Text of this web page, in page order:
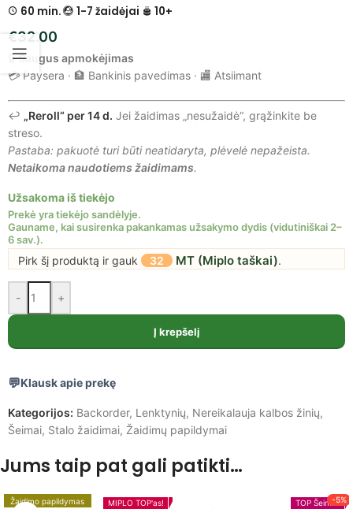
60 min. 1-7 žaidėjai 10+
€32.00
🔒Saugus apmokėjimas
💳 Paysera · 🏦 Bankinis pavedimas · 🏬 Atsiimant
↩️ „Reroll“ per 14 d. Jei žaidimas „nesužaidė“, grąžinkite be
streso.
Pastaba: pakuotė turi būti neatidaryta, plėvelė nepažeista.
Netaikoma naudotiems žaidimams.
Užsakoma iš tiekėjo
Pirk šį produktą ir gauk 32 MT (Miplo taškai).
- +
Į krepšelį
Klausk apie prekę
Kategorijos: Backorder, Lenktynių, Nereikalauja kalbos žinių,
Šeimai, Stalo žaidimai, Žaidimų papildymai
Jums taip pat gali patikti…
MIPLO TOP'as!
Žaidimo papildymas
TOP Šeimai!-5%